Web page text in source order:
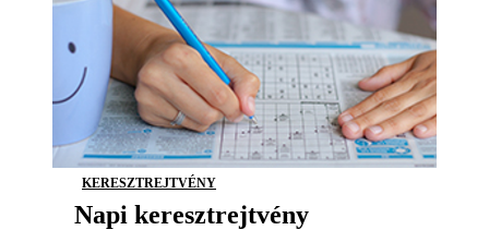
KERESZTREJTVÉNY
Napi keresztrejtvény